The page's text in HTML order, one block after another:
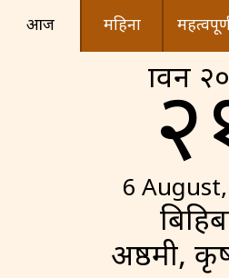
आज महिना
श्रावन
6
अष्ठमी,